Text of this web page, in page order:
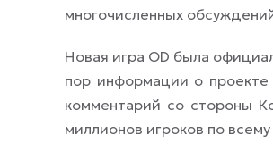
многочисленных
Новая игра OD была
пор информации о
комментарий со стороны
миллионов игроков по